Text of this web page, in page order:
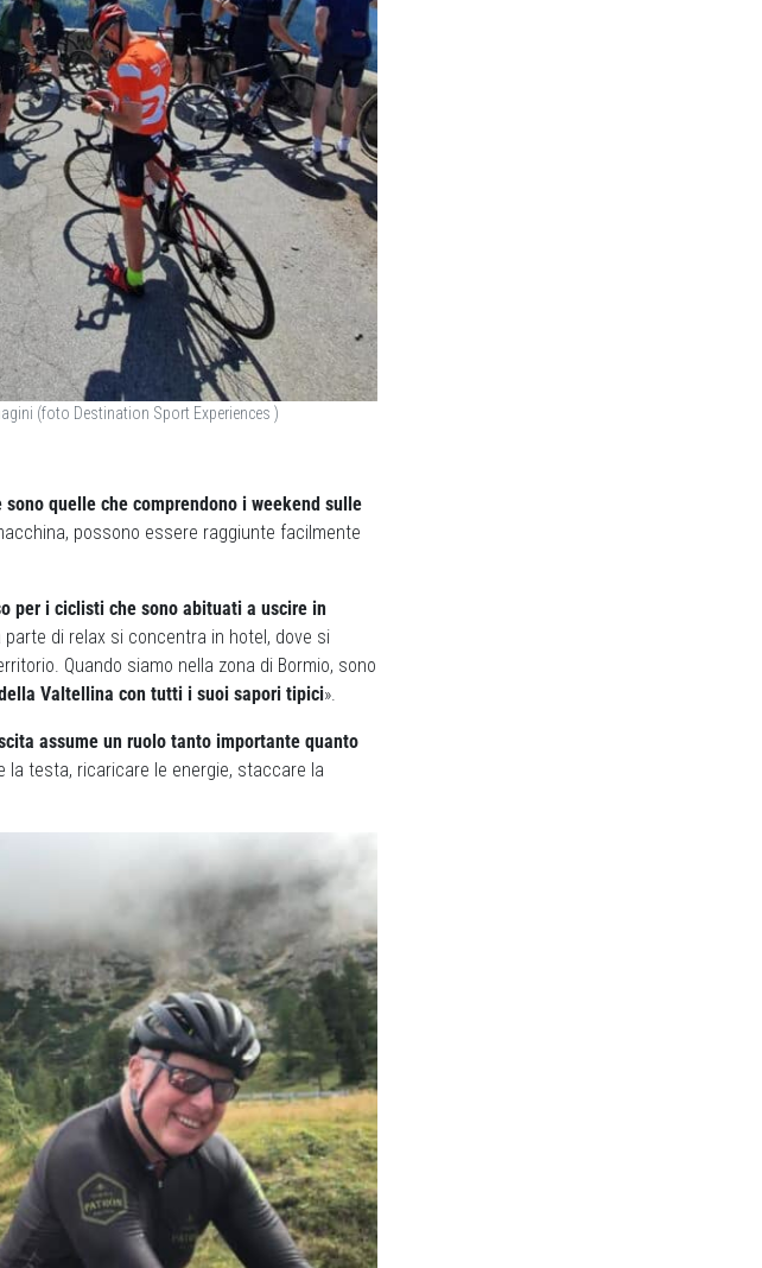
(foto Destination Sport Experiences )
quelle che comprendono i weekend sulle
possono essere raggiunte facilmente
per i ciclisti che sono abituati a uscire in
di relax si concentra in hotel, dove si
Quando siamo nella zona di Bormio, sono
Valtellina con tutti i suoi sapori tipici».
assume un ruolo tanto importante quanto
testa, ricaricare le energie, staccare la